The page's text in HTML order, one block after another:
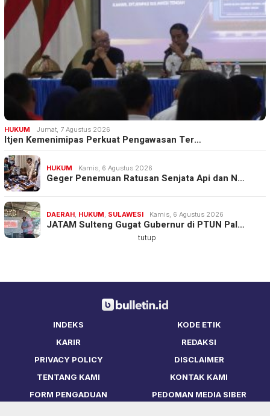
HUKUM Jumat, 7 Agustus 2026
Itjen Kemenimipas Perkuat Pengawasan Ter…
HUKUM Kamis, 6 Agustus 2026
Geger Penemuan Ratusan Senjata Api dan N…
DAERAH, HUKUM, SULAWESI Kamis, 6 Agustus 2026
JATAM Sulteng Gugat Gubernur di PTUN Pal…
INDEKS
KODE ETIK
KARIR
REDAKSI
PRIVACY POLICY
DISCLAIMER
TENTANG KAMI
KONTAK KAMI
FORM PENGADUAN
PEDOMAN MEDIA SIBER
tutup